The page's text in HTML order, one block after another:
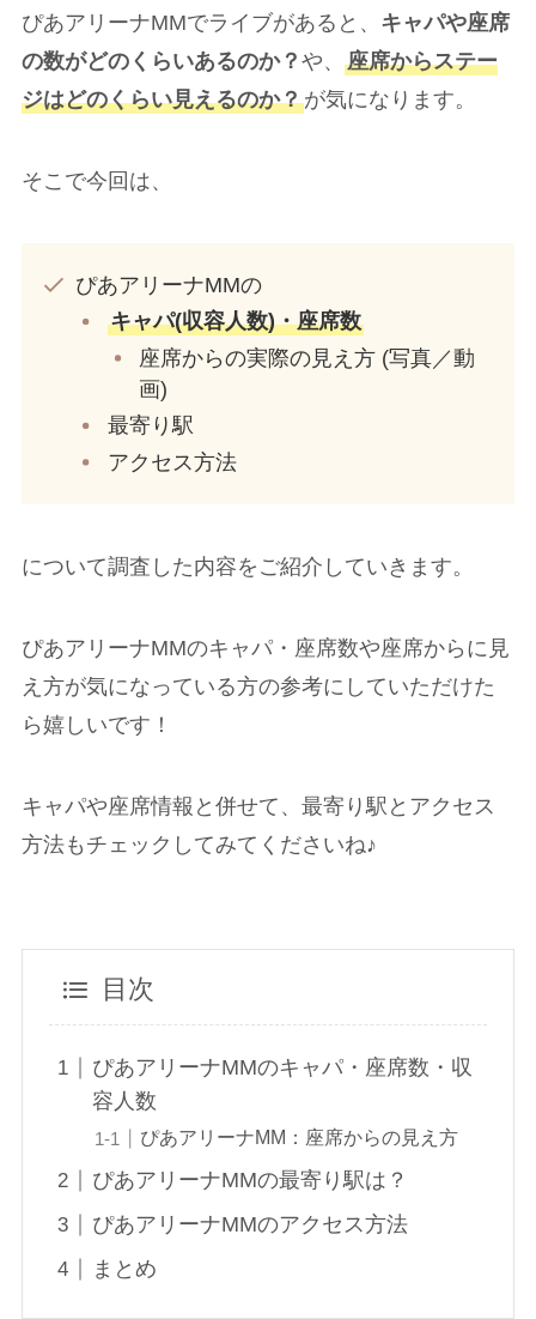
ぴあアリーナMMでライブがあると、 キャパや座席
の数がどのくらいあるのか？ や、 座席からステー
ジはどのくらい見えるのか？が気になります。
そこで今回は、
ぴあアリーナMMの
キャパ(収容人数)・座席数
座席からの実際の見え方 (写真／動
画)
最寄り駅
アクセス方法
について調査した内容をご紹介していきます。
ぴあアリーナMMのキャパ・座席数や座席からに見
え方が気になっている方の参考にしていただけた
ら嬉しいです！
キャパや座席情報と併せて、最寄り駅とアクセス
方法もチェックしてみてくださいね♪
目次
ぴあアリーナMMのキャパ・座席数・収
容人数
ぴあアリーナMM：座席からの見え方
ぴあアリーナMMの最寄り駅は？
ぴあアリーナMMのアクセス方法
まとめ